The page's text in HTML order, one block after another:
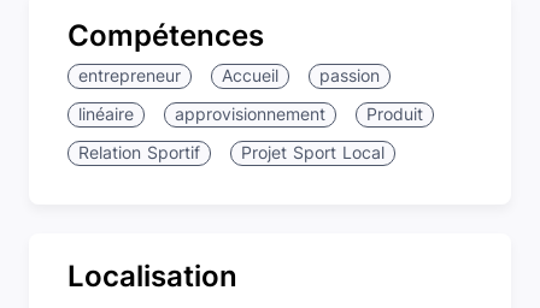
Compétences
entrepreneur Accueil
passion
linéaire
approvisionnement
Produit
Relation Sportif
Projet Sport Local
Localisation